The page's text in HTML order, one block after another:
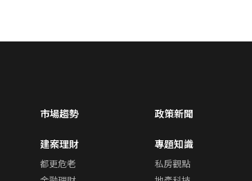
市場趨勢 政策新聞
建案理財
都更危老
專題知識
私房觀點